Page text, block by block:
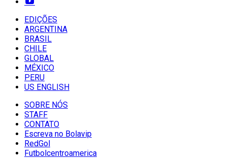
EDIÇÕES
ARGENTINA
BRASIL
CHILE
GLOBAL
MÉXICO
PERU
US ENGLISH
SOBRE NÓS
STAFF
CONTATO
Escreva no Bolavip
RedGol
Futbolcentroamerica